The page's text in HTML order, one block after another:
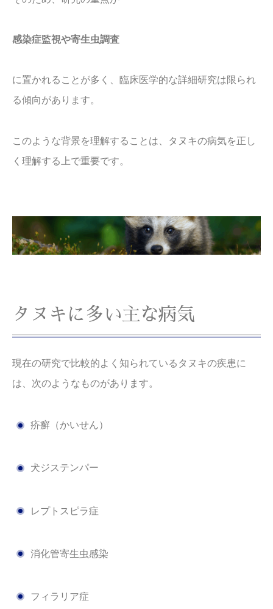
感染症監視や寄生虫調査
に置かれることが多く、臨床医学的な詳細研究は限られ
る傾向があります。
このような背景を理解することは、タヌキの病気を正し
く理解する上で重要です。
タヌキに多い主な病気
現在の研究で比較的よく知られているタヌキの疾患に
は、次のようなものがあります。
疥癬（かいせん）
犬ジステンパー
レプトスピラ症
消化管寄生虫感染
フィラリア症